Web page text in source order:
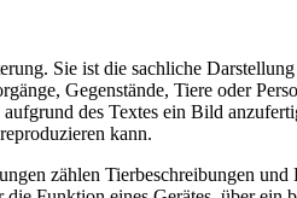
Sie ist die sachliche
Gegenstände, Tiere oder
des Textes ein Bild
kann.
zählen Tierbeschreibungen